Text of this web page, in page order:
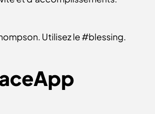
Utilisez le #blessing.